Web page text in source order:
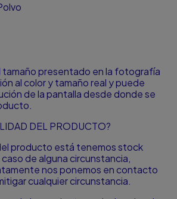
tamaño presentado en la fotografía
al color y tamaño real y puede
de la pantalla desde donde se
DEL PRODUCTO?
producto está tenemos stock
de alguna circunstancia,
nos ponemos en contacto
cualquier circunstancia.